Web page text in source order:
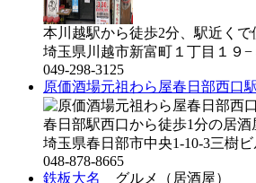
本川越駅から徒歩2分、駅近く
埼玉県川越市新富町１丁目１９−
049-298-3125
原価酒場元祖わら屋春日部西口
春日部駅西口から徒歩1分の居
埼玉県春日部市中央1-10-3三樹ビ
048-878-8665
鉄板大名
グルメ（居酒屋）